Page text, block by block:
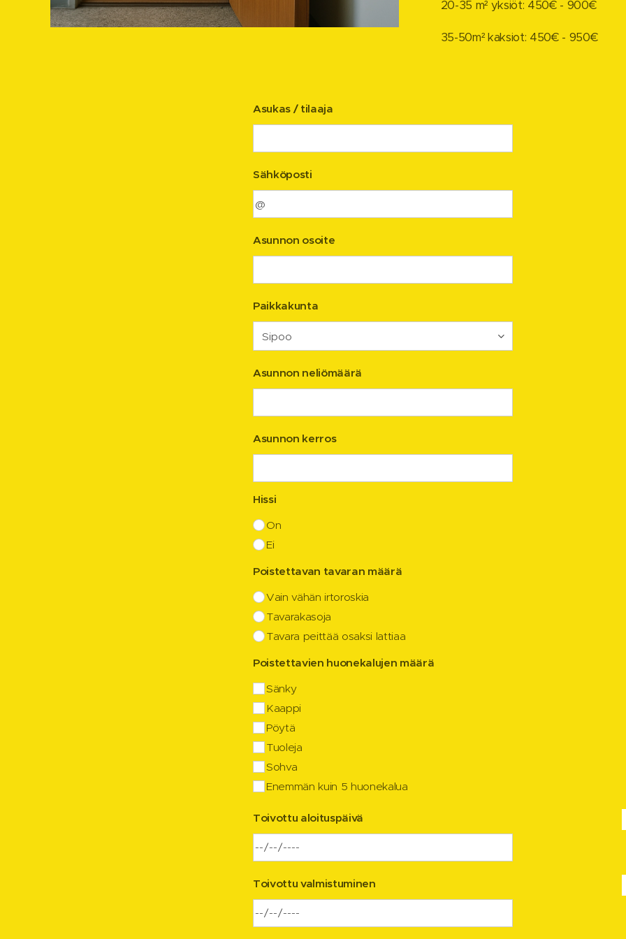
20-35 m² yksiöt: 450€ - 900€
35-50m² kaksiot: 450€ - 950€
Asukas / tilaaja
Sähköposti
Asunnon osoite
Paikkakunta
Asunnon neliömäärä
Asunnon kerros
Hissi
On
Ei
Poistettavan tavaran määrä
Vain vähän irtoroskia
Tavarakasoja
Tavara peittää osaksi lattiaa
Poistettavien huonekalujen määrä
Sänky
Kaappi
Pöytä
Tuoleja
Sohva
Enemmän kuin 5 huonekalua
Toivottu aloituspäivä
Toivottu valmistuminen